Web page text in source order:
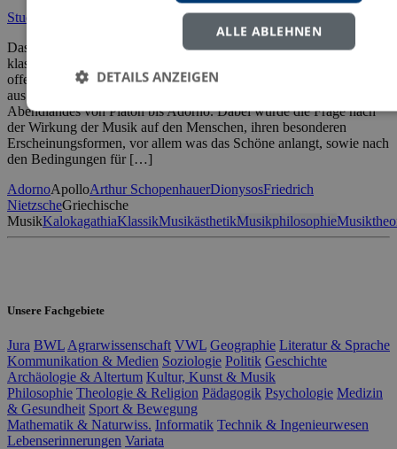
Studien zur Musikwissenschaft
Das Buch wendet sich sowohl an den interessierten Hörer
klassischer Musik wie auch an den für kulturphilosophische Fragen
offenen Leser. „Gedanken zur Musikästhetik“ behandelt das Thema
aus philosophischer Sicht durch die großen Denker des
Abendlandes von Platon bis Adorno. Dabei wurde die Frage nach
der Wirkung der Musik auf den Menschen, ihren besonderen
Erscheinungsformen, vor allem was das Schöne anlangt, sowie nach
den Bedingungen für […]
AdornoApolloArthur SchopenhauerDionysosFriedrich
NietzscheGriechische
MusikKalokagathiaKlassikMusikästhetikMusikphilosophie
Unsere Fachgebiete
Jura BWL Agrarwissenschaft VWL Geographie Literatur & Sprache
Kommunikation & Medien Soziologie Politik Geschichte
Archäologie & Altertum Kultur, Kunst & Musik
Philosophie Theologie & Religion Pädagogik Psychologie Medizin
& Gesundheit Sport & Bewegung
Mathematik & Naturwiss. Informatik Technik & Ingenieurwesen
Lebenserinnerungen Variata
ALLE ABLEHNEN
DETAILS ANZEIGEN